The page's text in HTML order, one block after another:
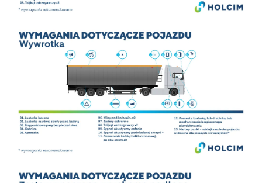
Image
Image